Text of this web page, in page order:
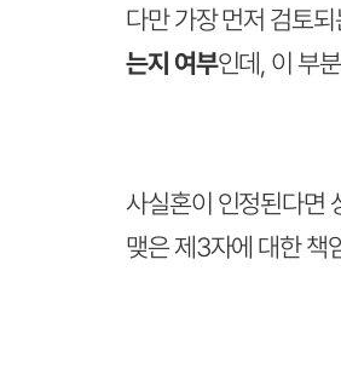
다만 가장 먼저 검토
는지 여부인데, 이 부
사실혼이 인정된다면
맺은 제3자에 대한 책